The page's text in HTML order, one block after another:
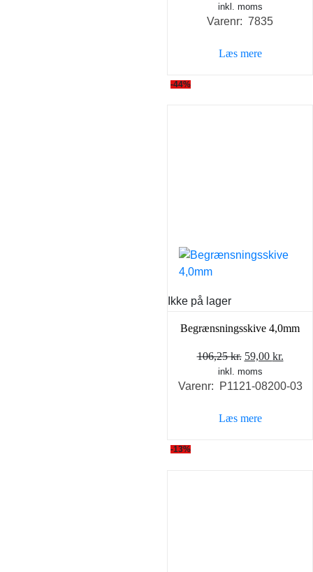
oprindelige
pris
79,00 kr..
inkl. moms
Varenr: 7835
Læs mere
-44%
Ikke på lager
Begrænsningsskive 4,0mm
106,25kr. Den
oprindelige
pris
106,25 kr..
59,00 kr.Den
pris
inkl. moms
Varenr: P1121-08200-03
Læs mere
-13%